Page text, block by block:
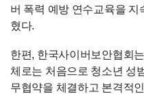
버 폭력 예방 연수교육을
혔다.
한편, 한국사이버보안협회
체로는 처음으로 청소년 성
무협약을 체결하고 본격적